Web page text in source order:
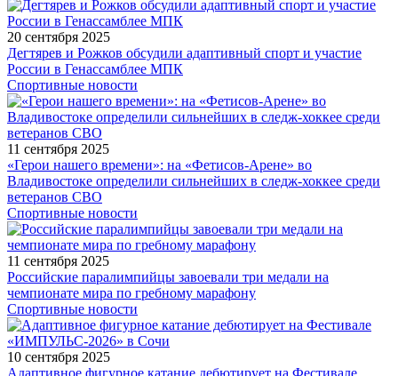
20 сентября 2025
Дегтярев и Рожков обсудили адаптивный спорт и участие
России в Генассамблее МПК
Спортивные новости
11 сентября 2025
«Герои нашего времени»: на «Фетисов-Арене» во
Владивостоке определили сильнейших в следж-хоккее среди
ветеранов СВО
Спортивные новости
11 сентября 2025
Российские паралимпийцы завоевали три медали на
чемпионате мира по гребному марафону
Спортивные новости
10 сентября 2025
Адаптивное фигурное катание дебютирует на Фестивале